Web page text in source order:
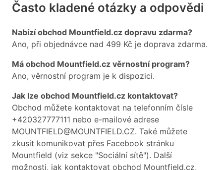
Často kladené otázky a odpovědi
Nabízí obchod Mountfield.cz dopravu zdarma?
Ano, při objednávce nad 499 Kč je doprava zdarma.
Má obchod Mountfield.cz věrnostní program?
Ano, věrnostní program je k dispozici.
Jak lze obchod Mountfield.cz kontaktovat?
Obchod můžete kontaktovat na telefonním čísle
+420327777111 nebo e-mailové adrese
MOUNTFIELD@MOUNTFIELD.CZ. Také můžete
zkusit komunikovat přes Facebook stránku
Mountfield (viz sekce "Sociální sítě"). Další
možnosti, jak kontaktovat obchod Mountfield.cz,